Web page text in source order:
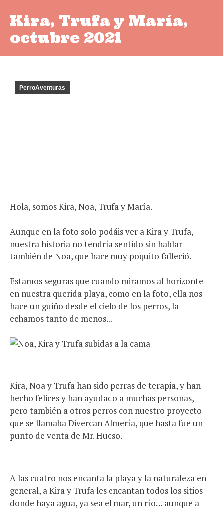
Kira, Trufa y María,
octubre 2021
PerroAventuras
Hola, somos Kira, Noa, Trufa y María.
Aunque en la foto solo podáis ver a Kira y Trufa,
nuestra historia no tendría sentido sin hablar
también de Noa, que hace muy poquito falleció.
Estamos seguras que cuando miramos al horizonte
en nuestra querida playa, como en la foto, ella nos
hace un guiño desde el cielo de los perros, la
echamos tanto de menos…
Kira, Noa y Trufa han sido perras de terapia, y han
hecho felices y han ayudado a muchas personas,
pero también a otros perros con nuestro proyecto
que se llamaba Divercan Almería, que hasta fue un
punto de venta de Mr. Hueso.
A las cuatro nos encanta la playa y la naturaleza en
general, a Kira y Trufa les encantan todos los sitios
donde haya agua, ya sea el mar, un río… aunque a